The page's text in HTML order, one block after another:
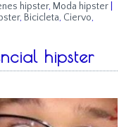
hipster, Moda hipster
, Bicicleta, Ciervo,
hipster